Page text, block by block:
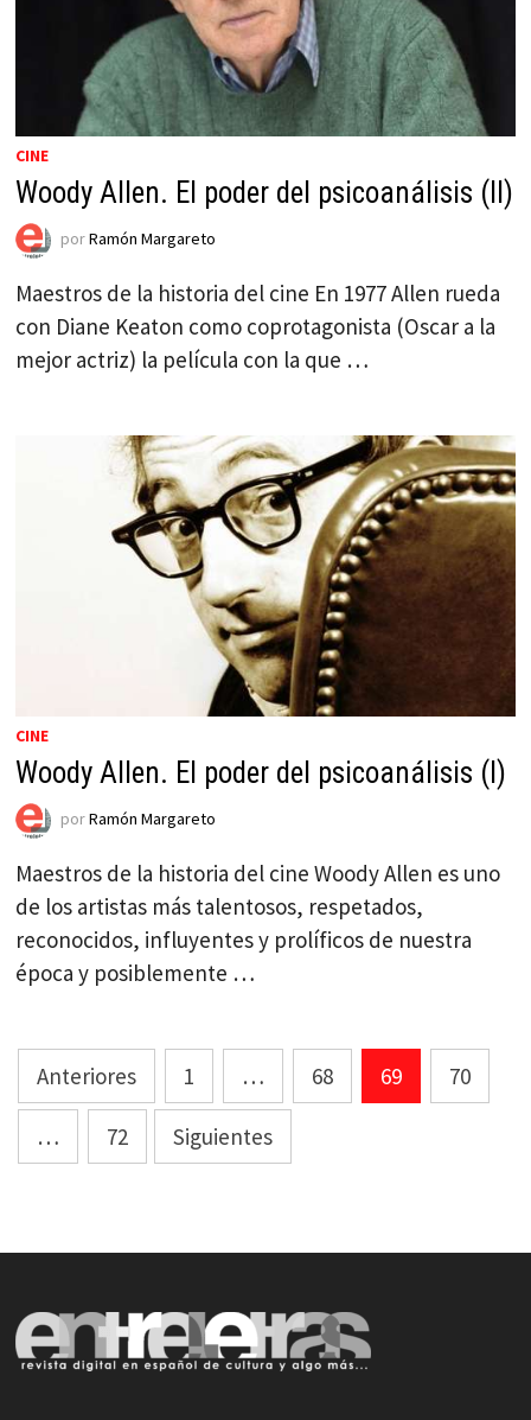
CINE
Woody Allen. El poder del psicoanálisis (II)
porRamón Margareto
Maestros de la historia del cine En 1977 Allen rueda
con Diane Keaton como coprotagonista (Oscar a la
mejor actriz) la película con la que …
CINE
Woody Allen. El poder del psicoanálisis (I)
porRamón Margareto
Maestros de la historia del cine Woody Allen es uno
de los artistas más talentosos, respetados,
reconocidos, influyentes y prolíficos de nuestra
época y posiblemente …
Paginación
de
entradas
Anteriores 1 … 68 69 70
… 72 Siguientes